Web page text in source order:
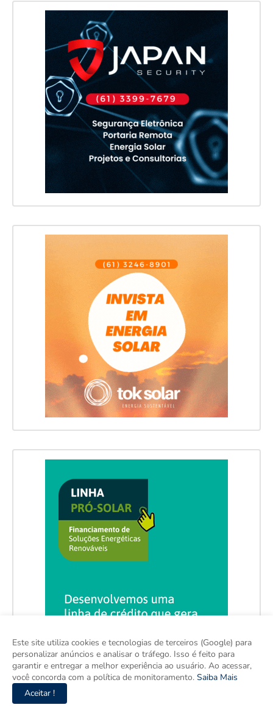
Este site utiliza cookies e tecnologias de terceiros (Google) para
personalizar anúncios e analisar o tráfego. Isso é feito para
garantir e entregar a melhor experiência ao usuário. Ao acessar,
você concorda com a política de monitoramento. Saiba Mais
Aceitar !